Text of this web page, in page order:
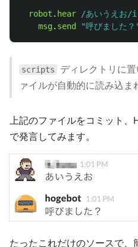
robot . hear /あいうえお/i
msg. send "呼びました？
scripts
ディレクトリに
ァイルが自動的に読み込ま
上記のファイルをコミット
で発言してみます。
たったこれだけのソースで、